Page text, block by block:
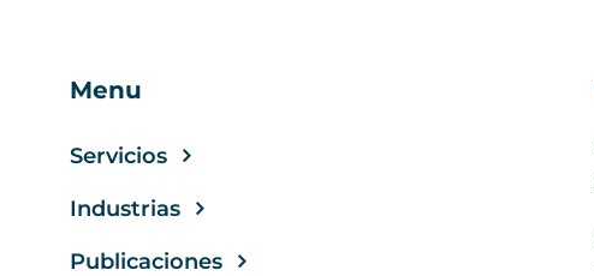
Menu
Servicios
Industrias
Publicaciones